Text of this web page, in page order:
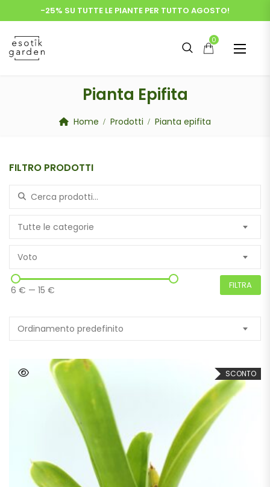
-25% SU TUTTE LE PIANTE PER TUTTO AGOSTO!
0
Pianta Epifita
Home Prodotti Pianta epifita
FILTRO PRODOTTI
Search for:
Tutte le categorie
Voto
6 € — 15 € FILTRA
Ordinamento predefinito
SCONTO